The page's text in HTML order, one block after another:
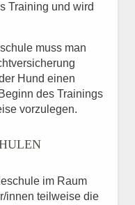
Training und wird
muss man
Hund einen
des Trainings
vorzulegen.
im Raum
innen teilweise die